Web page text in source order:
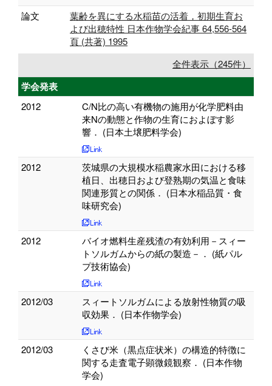
論文
葉齢を異にする水稲苗の活着，初期生育お
よび出穂特性 日本作物学会紀事 64,556-564
頁 (共著) 1995
全件表示（245件）
学会発表
2012
C/N比の高い有機物の施用が化学肥料由
来Nの動態と作物の生育におよぼす影
響． (日本土壌肥料学会)
2012
茨城県の大規模水稲農家水田における移
植日、出穂日および登熟期の気温と食味
関連形質との関係． (日本水稲品質・食
味研究会)
2012
バイオ燃料生産残渣の有効利用－スィー
トソルガムからの紙の製造－． (紙パル
プ技術協会)
2012/03
スィートソルガムによる放射性物質の吸
収効果． (日本作物学会)
2012/03
くさび米（黒点症状米）の構造的特徴に
関する走査電子顕微鏡観察． (日本作物
学会)